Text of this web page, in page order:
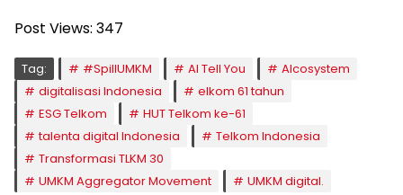
Post Views: 347
Tag: #SpillUMKM AI Tell You
AIcosystem
digitalisasi Indonesia
elkom 61 tahun
ESG Telkom
HUT Telkom ke-61
talenta digital Indonesia
Telkom Indonesia
Transformasi TLKM 30
UMKM Aggregator Movement
UMKM digital.